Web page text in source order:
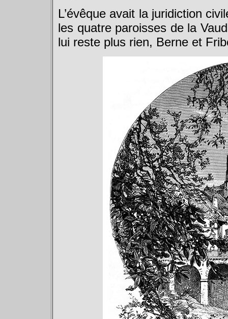
L’évêque avait la juridiction
les quatre paroisses de la
lui reste plus rien, Berne et